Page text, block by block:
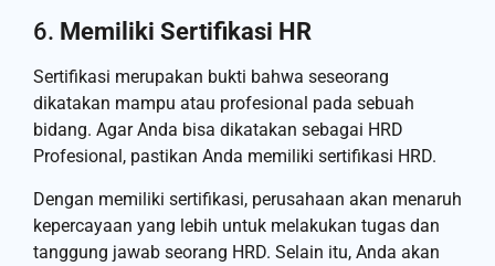
6. Memiliki Sertifikasi HR
Sertifikasi merupakan bukti bahwa seseorang
dikatakan mampu atau profesional pada sebuah
bidang. Agar Anda bisa dikatakan sebagai HRD
Profesional, pastikan Anda memiliki sertifikasi HRD.
Dengan memiliki sertifikasi, perusahaan akan menaruh
kepercayaan yang lebih untuk melakukan tugas dan
tanggung jawab seorang HRD. Selain itu, Anda akan